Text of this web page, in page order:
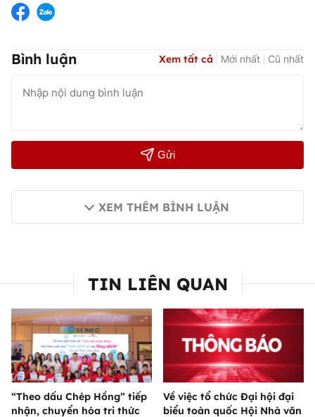
Bình luận Xem tất cả Mới nhất Cũ nhất
Gửi
XEM THÊM BÌNH LUẬN
TIN LIÊN QUAN
“Theo dấu Chép Hồng” tiếp
nhận, chuyển hóa tri thức
Về việc tổ chức Đại hội đại
biểu toàn quốc Hội Nhà văn